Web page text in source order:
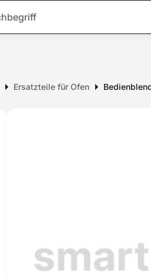
Ersatzteile für Ofen